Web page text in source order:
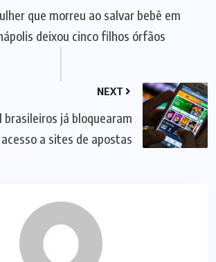
que morreu ao salvar bebê em
deixou cinco filhos órfãos
NEXT
brasileiros já bloquearam
acesso a sites de apostas